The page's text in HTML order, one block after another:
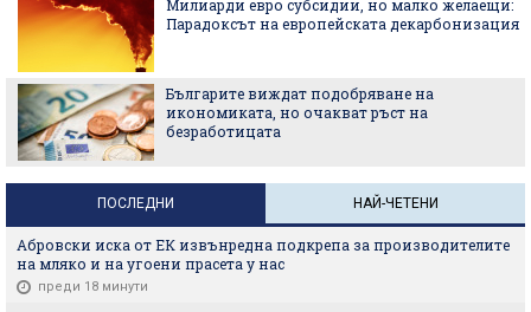
Милиарди евро субсидии, но малко желаещи:
Парадоксът на европейската декарбонизация
Българите виждат подобряване на
икономиката, но очакват ръст на
безработицата
ПОСЛЕДНИ НАЙ-ЧЕТЕНИ
Абровски иска от ЕК извънредна подкрепа за производителите
на мляко и на угоени прасета у нас
преди 18 минути